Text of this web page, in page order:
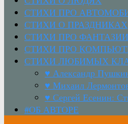
СТИХИ ПРО
СТИХИ О ПРАЗДНИКАХ
СТИХИ ПРО ФАНТАЗИИ
СТИХИ ПРО
СТИХИ ЛЮБИМЫХ
♥ Александр
♥ Михаил
♥ Сергей Есенин:
#ОБ АВТОРЕ